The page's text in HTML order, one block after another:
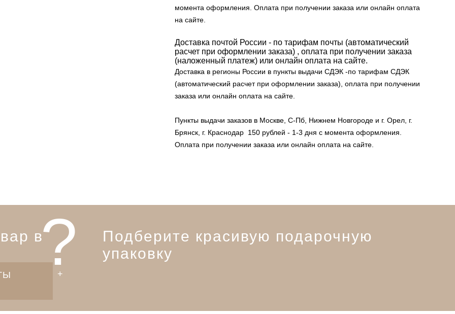
момента оформления. Оплата при получении заказа или онлайн оплата
на сайте.
Доставка почтой России - по тарифам почты (автоматический
расчет при оформлении заказа) , оплата при получении заказа
(наложенный платеж) или онлайн оплата на сайте.
Доставка в регионы России в пункты выдачи СДЭК -по тарифам СДЭК
(автоматический расчет при оформлении заказа), оплата при получении
заказа или онлайн оплата на сайте.
Пункты выдачи заказов в Москве, С-Пб, Нижнем Новгороде и г. Орел, г.
Брянск, г. Краснодар 150 рублей - 1-3 дня с момента оформления.
Оплата при получении заказа или онлайн оплата на сайте.
?
в
Подберите красивую подарочную
упаковку